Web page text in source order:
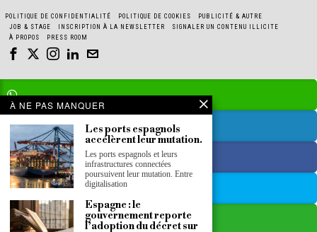
POLITIQUE DE CONFIDENTIALITÉ POLITIQUE DE COOKIES
PUBLICITÉ & AUTRE
JOB & STAGE
INSCRIPTION À LA NEWSLETTER
SIGNALER UN CONTENU ILLICITE
À PROPOS
PRESS ROOM
À NE PAS MANQUER
Les ports espagnols
accélèrent leur mutation.
Les ports espagnols et leurs
infrastructures connectées
poursuivent leur mutation. Entre
digitalisation
Espagne : le
gouvernement reporte
l’adoption du décret sur